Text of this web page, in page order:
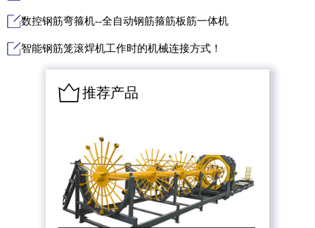
数控钢筋弯箍机--全自动钢筋箍筋板筋一体机
智能钢筋笼滚焊机工作时的机械连接方式！
推荐产品